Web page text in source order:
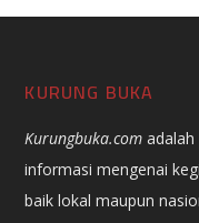
KURUNG BUKA
Kurungbuka.com
informasi mengenai
baik lokal maupun